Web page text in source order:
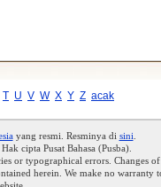
T U V W X Y Z acak
yang resmi. Resminya di sini
cipta Pusat Bahasa (Pusba).
or typographical errors. Changes of
herein. We make no warranty